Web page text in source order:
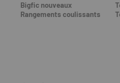
Bigfic nouveaux
Rangements coulissants